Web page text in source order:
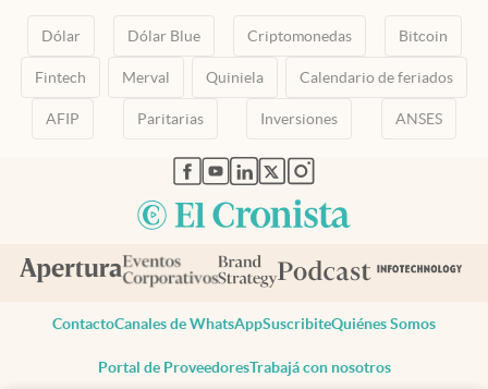
Dólar Dólar Blue Criptomonedas Bitcoin
Fintech Merval Quiniela Calendario de feriados
AFIP Paritarias Inversiones ANSES
abre en nueva pestaña
abre en nueva pestaña
abre en nueva pestaña
abre en nueva pestaña
abre en nueva pestaña
ContactoCanales de WhatsAppSuscribiteQuiénes Somos
Portal de ProveedoresTrabajá con nosotros